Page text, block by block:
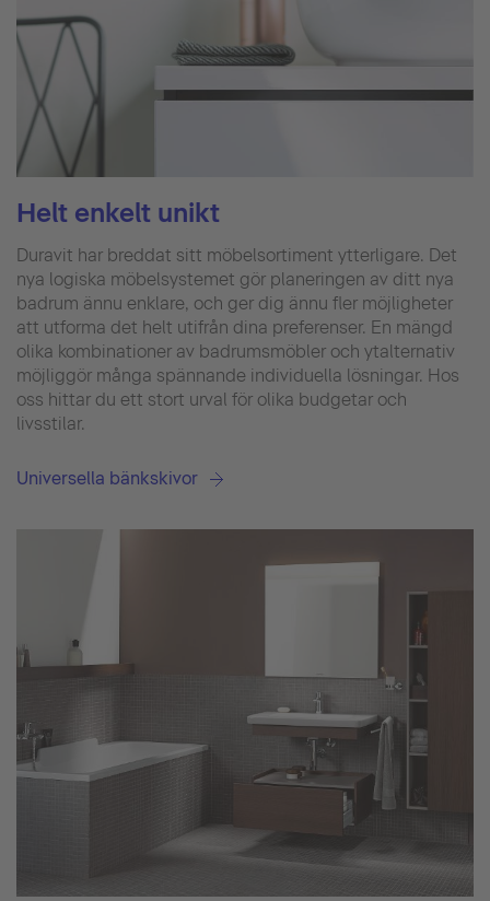
Helt enkelt unikt
Duravit har breddat sitt möbelsortiment ytterligare. Det
nya logiska möbelsystemet gör planeringen av ditt nya
badrum ännu enklare, och ger dig ännu fler möjligheter
att utforma det helt utifrån dina preferenser. En mängd
olika kombinationer av badrumsmöbler och ytalternativ
möjliggör många spännande individuella lösningar. Hos
oss hittar du ett stort urval för olika budgetar och
livsstilar.
Universella bänkskivor